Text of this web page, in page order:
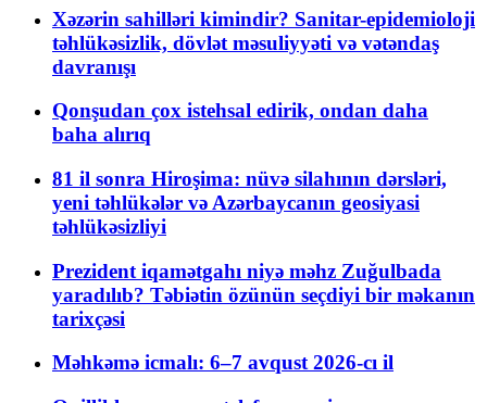
Xəzərin sahilləri kimindir? Sanitar-epidemioloji
təhlükəsizlik, dövlət məsuliyyəti və vətəndaş
davranışı
Qonşudan çox istehsal edirik, ondan daha
baha alırıq
81 il sonra Hiroşima: nüvə silahının dərsləri,
yeni təhlükələr və Azərbaycanın geosiyasi
təhlükəsizliyi
Prezident iqamətgahı niyə məhz Zuğulbada
yaradılıb? Təbiətin özünün seçdiyi bir məkanın
tarixçəsi
Məhkəmə icmalı: 6–7 avqust 2026-cı il